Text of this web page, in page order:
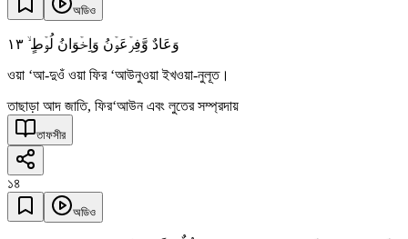
অডিও
وَعَادٌ وَّفِرۡعَوۡنُ وَاِخۡوَانُ لُوۡطٍ ۙ ١٣
ওয়া ‘আ-দুওঁ ওয়া ফির ‘আউনুওয়া ইখওয়া-নুলূত।
তাছাড়া আদ জাতি, ফির‘আউন এবং লুতের সম্প্রদায়
তাফসীর
১৪
অডিও